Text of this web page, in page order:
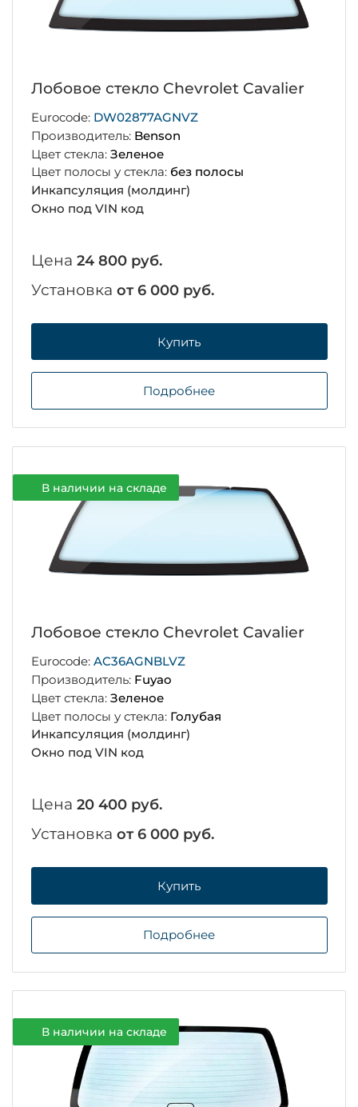
Лобовое стекло Chevrolet Cavalier
Eurocode: DW02877AGNVZ
Производитель: Benson
Цвет стекла: Зеленое
Цвет полосы у стекла: без полосы
Инкапсуляция (молдинг)
Окно под VIN код
Цена 24 800 руб.
Установка от 6 000 руб.
Купить
Подробнее
В наличии на складе
Лобовое стекло Chevrolet Cavalier
Eurocode: AC36AGNBLVZ
Производитель: Fuyao
Цвет стекла: Зеленое
Цвет полосы у стекла: Голубая
Инкапсуляция (молдинг)
Окно под VIN код
Цена 20 400 руб.
Установка от 6 000 руб.
Купить
Подробнее
В наличии на складе